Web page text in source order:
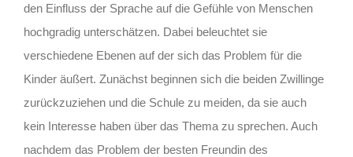
den Einfluss der Sprache auf die Gefühle von Menschen
hochgradig unterschätzen. Dabei beleuchtet sie
verschiedene Ebenen auf der sich das Problem für die
Kinder äußert. Zunächst beginnen sich die beiden Zwillinge
zurückzuziehen und die Schule zu meiden, da sie auch
kein Interesse haben über das Thema zu sprechen. Auch
nachdem das Problem der besten Freundin des